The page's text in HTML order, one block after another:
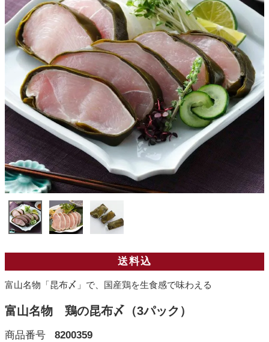
送料込
富山名物「昆布〆」で、国産鶏を生食感で味わえる
富山名物 鶏の昆布〆（3パック）
商品番号 8200359